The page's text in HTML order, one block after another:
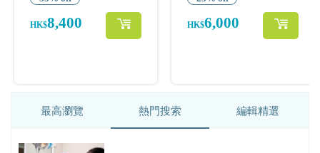
最高瀏覽 熱門搜索 編輯精選